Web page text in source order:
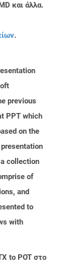
και άλλα.
.
previous
PPT which
on the
collection
of
and
to
with
to POT στο